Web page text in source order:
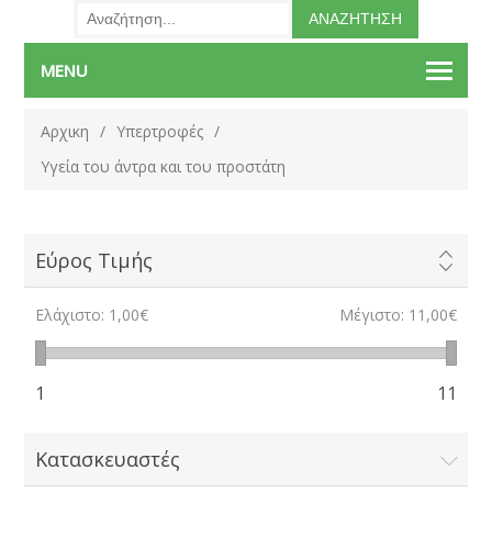
MENU
Αρχικη / Υπερτροφές /
Υγεία του άντρα και του προστάτη
Εύρος Τιμής
Ελάχιστο: 1,00€ Μέγιστο: 11,00€
1 11
Κατασκευαστές